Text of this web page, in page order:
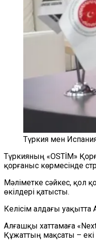
Түркия мен
Түркияның «OSTİM»
қорғаныс көрмесінде
Мәліметке сәйкес, қол
өкілдері қатысты.
Келісім алдағы
Алғашқы хаттамаға
Құжаттың мақсаты – екі